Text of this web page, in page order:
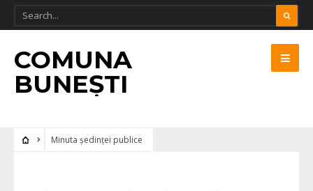
COMUNA
BUNEȘTI
Minuta ședinței publice